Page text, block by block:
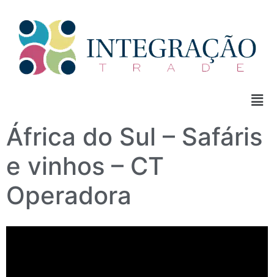
África do Sul – Safáris
e vinhos – CT
Operadora